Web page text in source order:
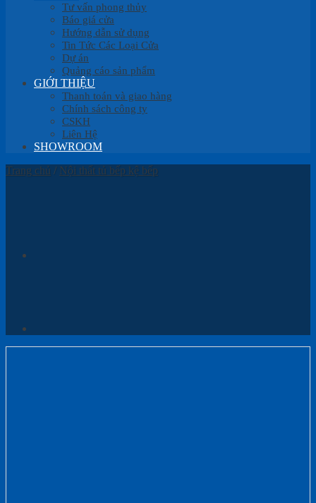
Tư vấn phong thủy
Báo giá cửa
Hướng dẫn sử dụng
Tin Tức Các Loại Cửa
Dự án
Quảng cáo sản phẩm
GIỚI THIỆU
Thanh toán và giao hàng
Chính sách công ty
CSKH
Liên Hệ
SHOWROOM
Trang chủ / Nội thất tủ bếp kệ bếp